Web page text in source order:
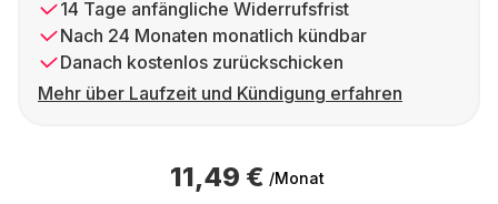
14 Tage anfängliche Widerrufsfrist
Nach 24 Monaten monatlich kündbar
Danach kostenlos zurückschicken
Mehr über Laufzeit und Kündigung erfahren
11,49 € /Monat